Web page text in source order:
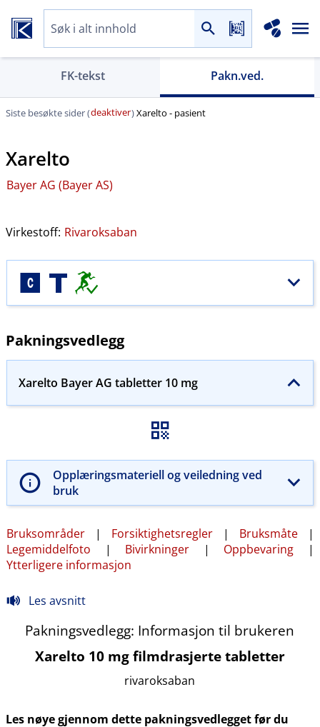
FK-tekst Pakn.ved.
Siste besøkte sider (deaktiver)Xarelto - pasient
Xarelto
Bayer AG (Bayer AS)
Virkestoff: Rivaroksaban
Pakningsvedlegg
Xarelto Bayer AG tabletter 10 mg
Opplæringsmateriell og veiledning ved
bruk
Bruksområder | Forsiktighetsregler | Bruksmåte |
Legemiddelfoto | Bivirkninger | Oppbevaring |
Ytterligere informasjon
Les avsnitt
Pakningsvedlegg: Informasjon til brukeren
Xarelto 10 mg filmdrasjerte tabletter
rivaroksaban
Les nøye gjennom dette pakningsvedlegget før du